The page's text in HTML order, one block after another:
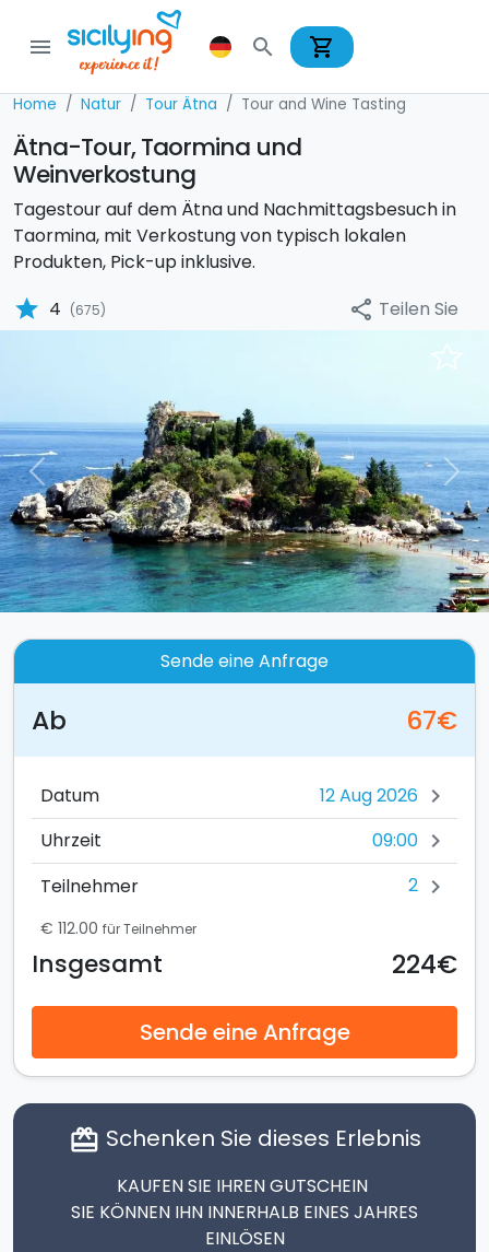
menu search shopping_cart
Home Natur Tour Ätna Tour and Wine Tasting
Ätna-Tour, Taormina und
Weinverkostung
Tagestour auf dem Ätna und Nachmittagsbesuch in
Taormina, mit Verkostung von typisch lokalen
Produkten, Pick-up inklusive.
star 4 (675) share Teilen Sie
Previous Next
Sende eine Anfrage
Ab 67€
Datum chevron_right
Uhrzeit 09:00 chevron_right
Teilnehmer 2 chevron_right
€ 112.00 für Teilnehmer
Insgesamt 224€
Sende eine Anfrage
card_giftcard Schenken Sie dieses Erlebnis
KAUFEN SIE IHREN GUTSCHEIN
SIE KÖNNEN IHN INNERHALB EINES JAHRES
EINLÖSEN